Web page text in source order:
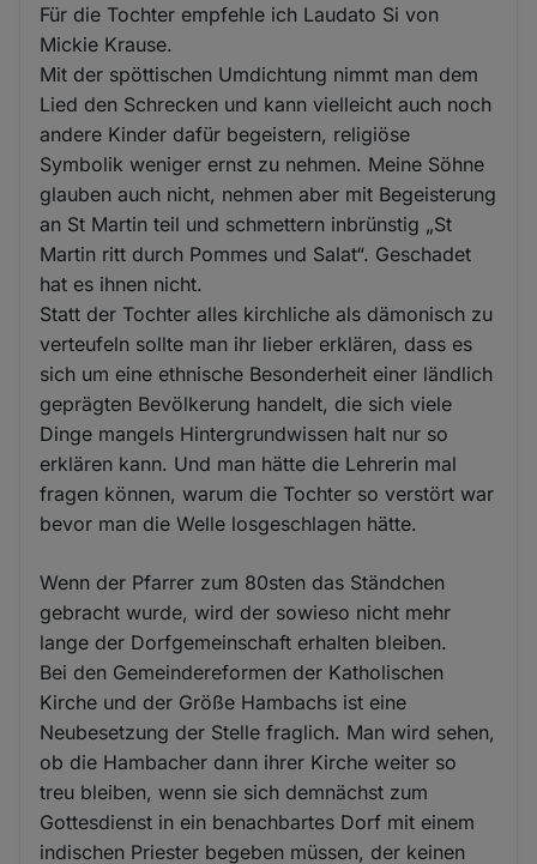
Für die Tochter empfehle ich Laudato Si von
Mickie Krause.
Mit der spöttischen Umdichtung nimmt man dem
Lied den Schrecken und kann vielleicht auch noch
andere Kinder dafür begeistern, religiöse
Symbolik weniger ernst zu nehmen. Meine Söhne
glauben auch nicht, nehmen aber mit Begeisterung
an St Martin teil und schmettern inbrünstig „St
Martin ritt durch Pommes und Salat“. Geschadet
hat es ihnen nicht.
Statt der Tochter alles kirchliche als dämonisch zu
verteufeln sollte man ihr lieber erklären, dass es
sich um eine ethnische Besonderheit einer ländlich
geprägten Bevölkerung handelt, die sich viele
Dinge mangels Hintergrundwissen halt nur so
erklären kann. Und man hätte die Lehrerin mal
fragen können, warum die Tochter so verstört war
bevor man die Welle losgeschlagen hätte.
Wenn der Pfarrer zum 80sten das Ständchen
gebracht wurde, wird der sowieso nicht mehr
lange der Dorfgemeinschaft erhalten bleiben.
Bei den Gemeindereformen der Katholischen
Kirche und der Größe Hambachs ist eine
Neubesetzung der Stelle fraglich. Man wird sehen,
ob die Hambacher dann ihrer Kirche weiter so
treu bleiben, wenn sie sich demnächst zum
Gottesdienst in ein benachbartes Dorf mit einem
indischen Priester begeben müssen, der keinen